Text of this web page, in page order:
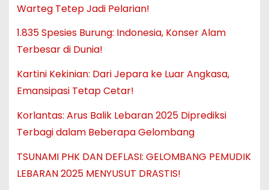
Warteg Tetep Jadi Pelarian!
1.835 Spesies Burung: Indonesia, Konser Alam
Terbesar di Dunia!
Kartini Kekinian: Dari Jepara ke Luar Angkasa,
Emansipasi Tetap Cetar!
Korlantas: Arus Balik Lebaran 2025 Diprediksi
Terbagi dalam Beberapa Gelombang
TSUNAMI PHK DAN DEFLASI: GELOMBANG PEMUDIK
LEBARAN 2025 MENYUSUT DRASTIS!